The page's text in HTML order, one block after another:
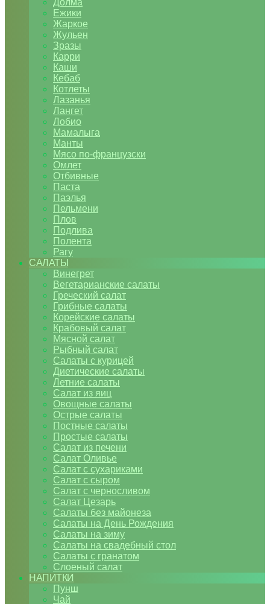
Долма
Ежики
Жаркое
Жульен
Зразы
Карри
Каши
Кебаб
Котлеты
Лазанья
Лангет
Лобио
Мамалыга
Манты
Мясо по-французски
Омлет
Отбивные
Паста
Паэлья
Пельмени
Плов
Подлива
Полента
Рагу
САЛАТЫ
Винегрет
Вегетарианские салаты
Греческий салат
Грибные салаты
Корейские салаты
Крабовый салат
Мясной салат
Рыбный салат
Салаты с курицей
Диетические салаты
Летние салаты
Салат из яиц
Овощные салаты
Острые салаты
Постные салаты
Простые салаты
Салат из печени
Салат Оливье
Салат с сухариками
Салат с сыром
Салат с черносливом
Салат Цезарь
Салаты без майонеза
Салаты на День Рождения
Салаты на зиму
Салаты на свадебный стол
Салаты с гранатом
Слоеный салат
НАПИТКИ
Пунш
Чай